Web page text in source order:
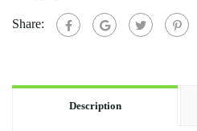
Share:
Description